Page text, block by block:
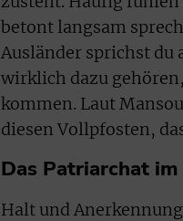
betont langsam
Ausländer sprichst du
wirklich dazu
kommen. Laut
diesen Vollpfosten,
Das Patriarchat
Halt und